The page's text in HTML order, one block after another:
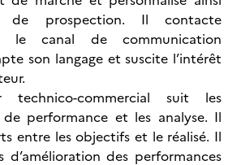
de prospection. Il contacte
le canal de communication
son langage et suscite l’intérêt
technico-commercial suit les
performance et les analyse. Il
entre les objectifs et le réalisé. Il
d’amélioration des performances